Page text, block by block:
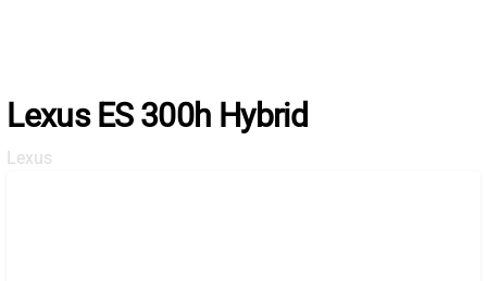
Lexus ES 300h Hybrid
Lexus